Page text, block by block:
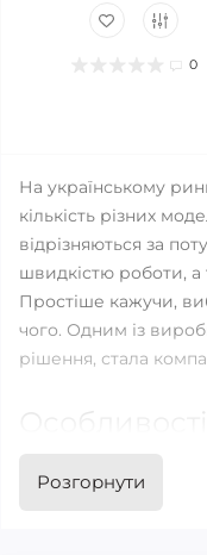
0
На українському
кількість різних
відрізняються за
швидкістю роботи, а
Простіше кажучи,
чого. Одним із
рішення, стала
Розгорнути